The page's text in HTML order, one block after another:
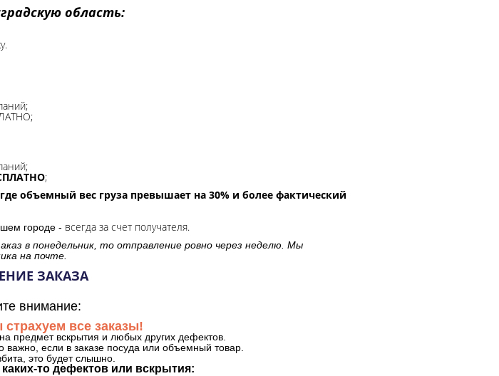
область:
;
объемный вес груза превышает на 30% и более фактический
городе - всегда за счет получателя.
в понедельник, то отправление ровно через неделю. Мы
на почте.
ЗАКАЗА
внимание:
все заказы!
предмет вскрытия и любых других дефектов.
важно, если в заказе посуда или объемный товар.
это будет слышно.
то дефектов или вскрытия: